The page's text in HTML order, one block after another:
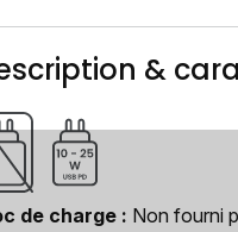
&
de charge
Non fourni